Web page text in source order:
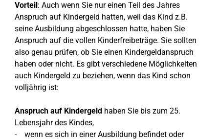
Vorteil: Auch wenn Sie nur einen Teil des Jahres
Anspruch auf Kindergeld hatten, weil das Kind z.B.
seine Ausbildung abgeschlossen hatte, haben Sie
Anspruch auf die vollen Kinderfreibeträge. Sie sollten
also genau prüfen, ob Sie einen Kindergeldanspruch
haben oder nicht. Es gibt verschiedene Möglichkeiten
auch Kindergeld zu beziehen, wenn das Kind schon
volljährig ist:
Anspruch auf Kindergeld haben Sie bis zum 25.
Lebensjahr des Kindes,
- wenn es sich in einer Ausbildung befindet oder